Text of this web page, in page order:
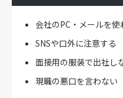
会社のPC・メールを使
SNSや口外に注意する
面接用の服装で出社し
現職の悪口を言わない